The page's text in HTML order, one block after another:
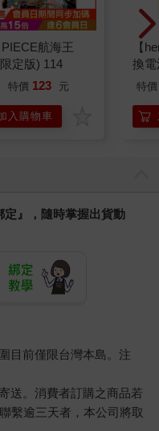
航海王
定版) 114
特價 123 元
入購物車
【
換電
特價
』，隨時掌握出貨動
目前僅限台灣本島。注
送。消費者訂購之商品若
繫逾三天者，本公司將取